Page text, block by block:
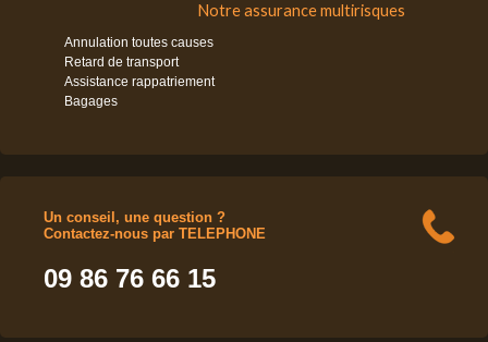
Notre assurance multirisques
Annulation toutes causes
Retard de transport
Assistance rappatriement
Bagages
Un conseil, une question ?
Contactez-nous par TELEPHONE
09 86 76 66 15